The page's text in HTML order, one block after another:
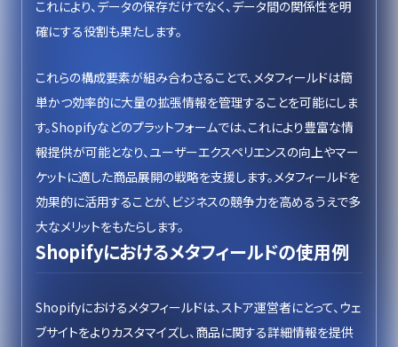
これにより、データの保存だけでなく、データ間の関係性を明
確にする役割も果たします。
これらの構成要素が組み合わさることで、メタフィールドは簡
単かつ効率的に大量の拡張情報を管理することを可能にしま
す。Shopifyなどのプラットフォームでは、これにより豊富な情
報提供が可能となり、ユーザーエクスペリエンスの向上やマー
ケットに適した商品展開の戦略を支援します。メタフィールドを
効果的に活用することが、ビジネスの競争力を高めるうえで多
大なメリットをもたらします。
Shopifyにおけるメタフィールドの使用例
Shopifyにおけるメタフィールドは、ストア運営者にとって、ウェ
ブサイトをよりカスタマイズし、商品に関する詳細情報を提供